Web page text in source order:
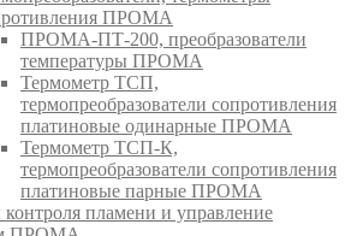
ПРОМА
ПРОМА-ПТ-200, преобразователи
температуры ПРОМА
Термометр ТСП,
термопреобразователи сопротивления
платиновые одинарные ПРОМА
Термометр ТСП-К,
термопреобразователи сопротивления
платиновые парные ПРОМА
пламени и управление